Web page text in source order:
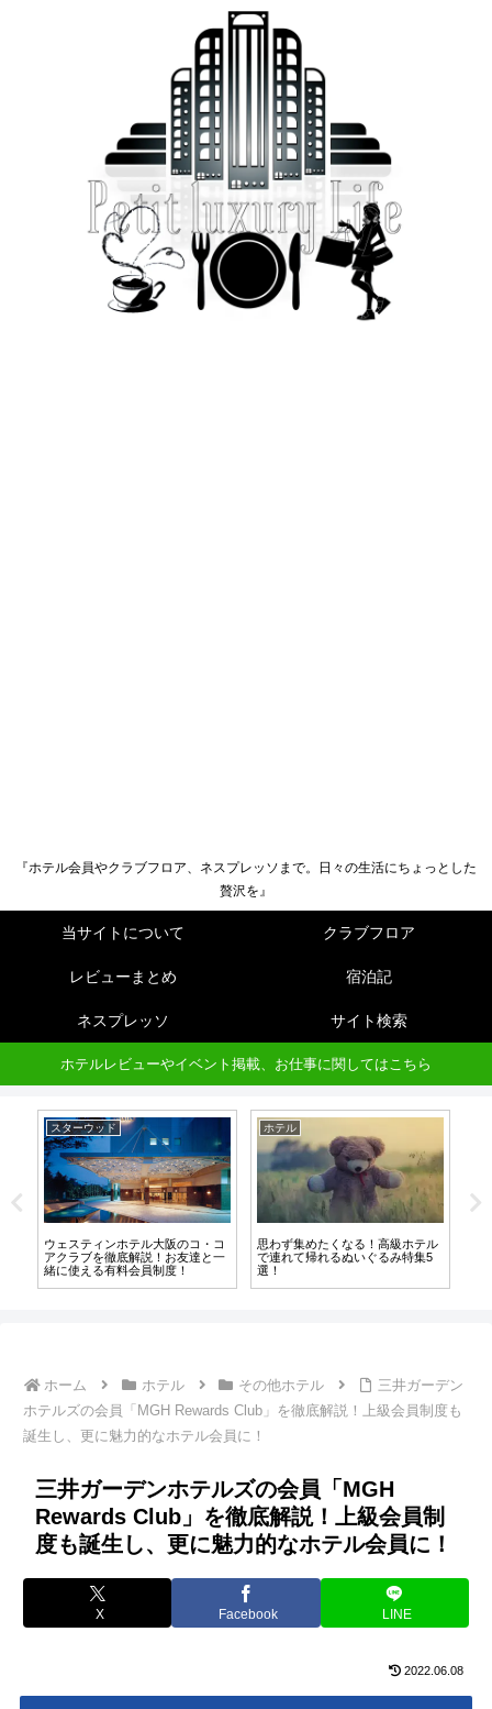
『ホテル会員やクラブフロア、ネスプレッソまで。日々の生活にちょっとした
贅沢を』
当サイトについて クラブフロア
レビューまとめ 宿泊記
ネスプレッソ サイト検索
ホテルレビューやイベント掲載、お仕事に関してはこちら
スターウッド
ウェスティンホテル大阪のコ・コ
アクラブを徹底解説！お友達と一
緒に使える有料会員制度！
ホテル
思わず集めたくなる！高級ホテル
で連れて帰れるぬいぐるみ特集5
選！
ホーム ホテル その他ホテル
三井ガーデン
ホテルズの会員「MGH Rewards Club」を徹底解説！上級会員制度も
誕生し、更に魅力的なホテル会員に！
三井ガーデンホテルズの会員「MGH
Rewards Club」を徹底解説！上級会員制
度も誕生し、更に魅力的なホテル会員に！
X Facebook LINE
2022.06.08